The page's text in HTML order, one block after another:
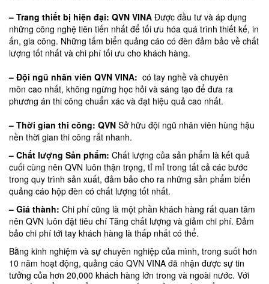
– Trang thiết bị hiện đại: QVN VINA Được đầu tư và áp dụng
những công nghệ tiên tiến nhất để tối ưu hóa quá trình thiết kế, in
ấn, gia công. Những tấm biển quảng cáo có đèn đảm bảo về chất
lượng tốt nhất và chi phí tối ưu cho khách hàng.
– Đội ngũ nhân viên QVN VINA: có tay nghề và chuyên
môn cao nhất, không ngừng học hỏi và sáng tạo để đưa ra
phương án thi công chuẩn xác và đạt hiệu quả cao nhất.
– Thời gian thi công: QVN Sở hữu đội ngũ nhân viên hùng hậu
nền thời gian thi công rất nhanh.
– Chất lượng Sản phẩm: Chất lượng của sản phẩm là kết quả
cuối cùng nên QVN luôn thận trọng, tỉ mỉ trong tất cả các bước
trong quy trình sản xuất, đảm bảo cho ra những sản phẩm biển
quảng cáo hộp đèn có chất lượng tốt nhất.
– Giá thành: Chi phí cũng là một phần khách hàng rất quan tâm
nên QVN luôn đặt tiêu chí Tăng chất lượng và giảm chi phí. Đảm
bảo chi phí tới tay khách hàng là thấp nhất có thể.
Bằng kinh nghiệm và sự chuyên nghiệp của mình, trong suốt hơn
10 năm hoạt động, quảng cáo QVN VINA đã nhận được sự tin
tưởng của hơn 20,000 khách hàng lớn trong và ngoài nước. Với